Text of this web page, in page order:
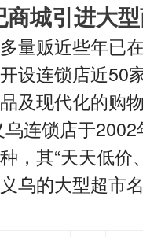
商城引进大
量贩近些年已
设连锁店近50
及现代化的购
乌连锁店于
，其“天天低价
乌的大型超市